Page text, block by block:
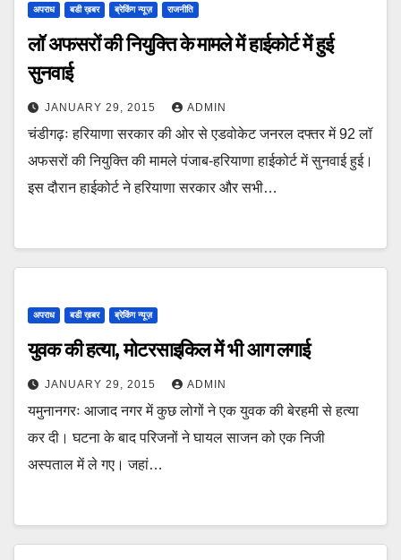
अपराध बडी ख़बर ब्रेकिंग न्यूज़ राजनीति
लॉ अफसरों की नियुक्ति के मामले में हाईकोर्ट में हुई
सुनवाई
JANUARY 29, 2015 ADMIN
चंडीगढ़ः हरियाणा सरकार की ओर से एडवोकेट जनरल दफ्तर में 92 लॉ
अफसरों की नियुक्ति की मामले पंजाब-हरियाणा हाईकोर्ट में सुनवाई हुई।
इस दौरान हाईकोर्ट ने हरियाणा सरकार और सभी…
अपराध बडी ख़बर ब्रेकिंग न्यूज़
युवक की हत्या, मोटरसाइकिल में भी आग लगाई
JANUARY 29, 2015 ADMIN
यमुनानगरः आजाद नगर में कुछ लोगों ने एक युवक की बेरहमी से हत्या
कर दी। घटना के बाद परिजनों ने घायल साजन को एक निजी
अस्पताल में ले गए। जहां…